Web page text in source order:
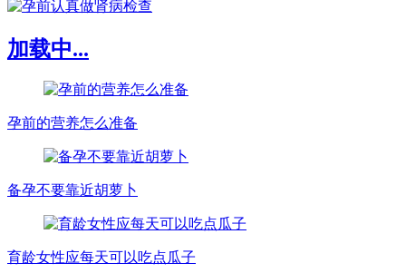
加载中...
孕前的营养怎么准备
备孕不要靠近胡萝卜
育龄女性应每天可以吃点瓜子